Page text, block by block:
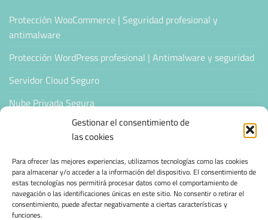
Gestionar el consentimiento de
las cookies
Para ofrecer las mejores experiencias, utilizamos tecnologías como las cookies
para almacenar y/o acceder a la información del dispositivo. El consentimiento de
estas tecnologías nos permitirá procesar datos como el comportamiento de
navegación o las identificaciones únicas en este sitio. No consentir o retirar el
consentimiento, puede afectar negativamente a ciertas características y
funciones.
Protección WooCommerce | Seguridad profesional y
antimalware
Protección WordPress profesional | Antimalware y seguridad
Servidor Cloud Seguro
Nube Privada Segura
CONFIANZA & ESPECIALIZACIÓN
Sello de Confianza
Empresas Verificadas +100 Protocolos Online